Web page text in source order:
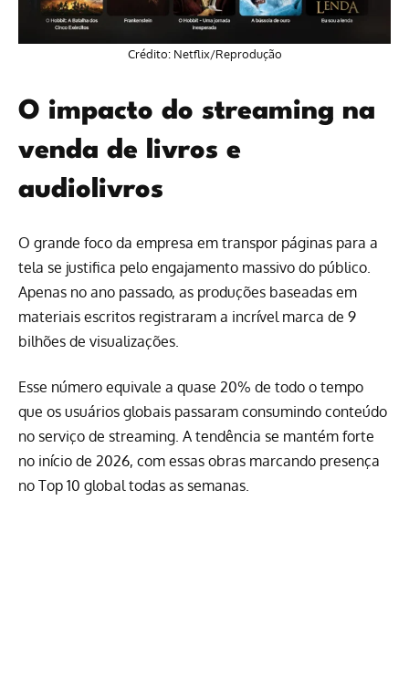
Crédito: Netflix/Reprodução
O impacto do streaming na
venda de livros e
audiolivros
O grande foco da empresa em transpor páginas para a
tela se justifica pelo engajamento massivo do público.
Apenas no ano passado, as produções baseadas em
materiais escritos registraram a incrível marca de 9
bilhões de visualizações.
Esse número equivale a quase 20% de todo o tempo
que os usuários globais passaram consumindo conteúdo
no serviço de streaming. A tendência se mantém forte
no início de 2026, com essas obras marcando presença
no Top 10 global todas as semanas.